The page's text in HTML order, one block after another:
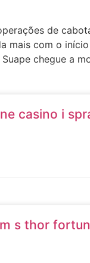
de
mais com o
chegue a
casino i
s thor